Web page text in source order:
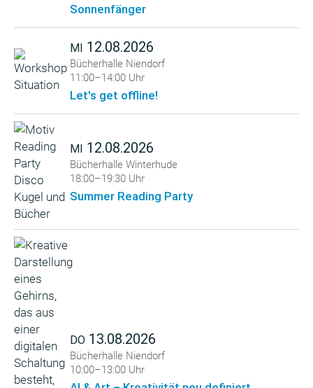
Sonnenfänger
MI 12.08.2026
Bücherhalle Niendorf
11:00–14:00 Uhr
Let's get offline!
MI 12.08.2026
Bücherhalle Winterhude
18:00–19:30 Uhr
Summer Reading Party
DO 13.08.2026
Bücherhalle Niendorf
10:00–13:00 Uhr